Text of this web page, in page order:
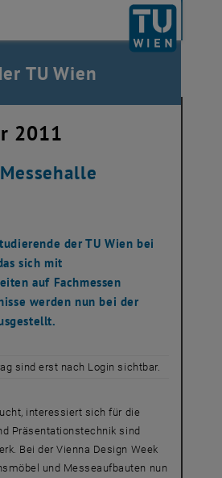
Startseite auflisten
TU Wien
2011
der TU Wien bei
sich mit
auf Fachmessen
werden nun bei der
sind erst nach Login sichtbar.
interessiert sich für die
Präsentationstechnik sind
Bei der Vienna Design Week
und Messeaufbauten nun